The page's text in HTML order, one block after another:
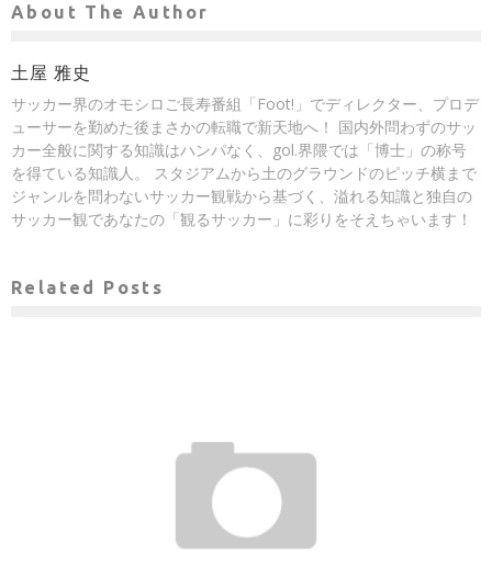
About The Author
土屋 雅史
サッカー界のオモシロご長寿番組「Foot!」でディレクター、プロデ
ューサーを勤めた後まさかの転職で新天地へ！ 国内外問わずのサッ
カー全般に関する知識はハンパなく、gol.界隈では「博士」の称号
を得ている知識人。 スタジアムから土のグラウンドのピッチ横まで
ジャンルを問わないサッカー観戦から基づく、溢れる知識と独自の
サッカー観であなたの「観るサッカー」に彩りをそえちゃいます！
Related Posts